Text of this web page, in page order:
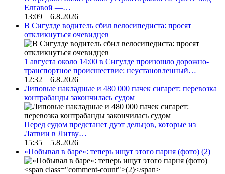
Елгавой —…
13:09 6.8.2026
В Сигулде водитель сбил велосипедиста: просят
откликнуться очевидцев
1 августа около 14:00 в Сигулде произошло дорожно-
транспортное происшествие: неустановленный…
12:32 6.8.2026
Липовые накладные и 480 000 пачек сигарет: перевозка
контрабанды закончилась судом
Перед судом предстанет дуэт дельцов, которые из
Латвии в Литву…
15:35 5.8.2026
«Побывал в баре»: теперь ищут этого парня (фото) (2)